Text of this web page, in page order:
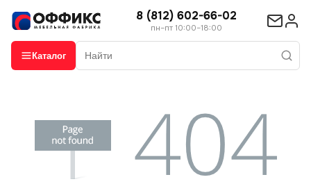
8 (812) 602-66-02
пн–пт 10:00–18:00
Каталог